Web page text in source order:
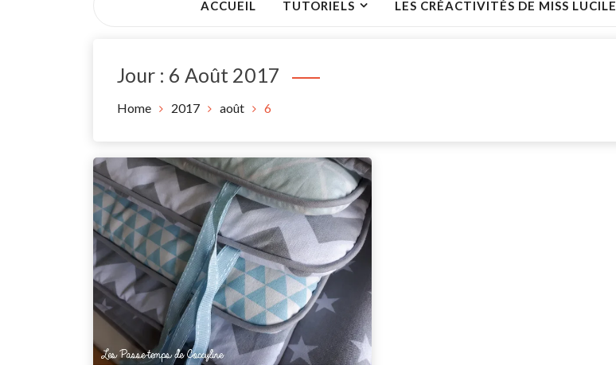
ACCUEIL TUTORIELS LES CRÉACTIVITÉS DE MISS LUCILE
Jour : 6 Août 2017
Home 2017 août 6